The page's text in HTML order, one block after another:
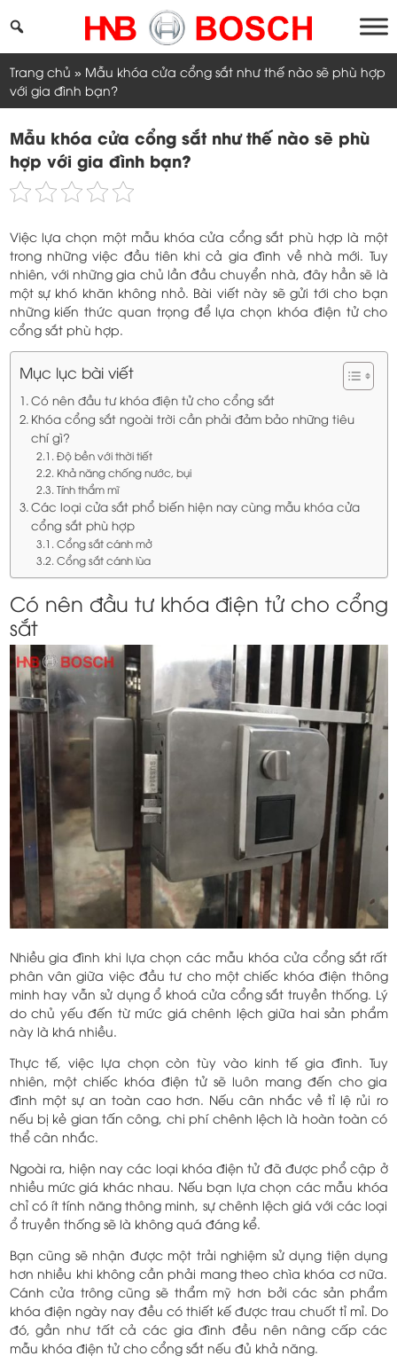
to
Trang chủ » Mẫu khóa cửa cổng sắt như thế nào sẽ phù hợp
với gia đình bạn?
Mẫu khóa cửa cổng sắt như thế nào sẽ phù
hợp với gia đình bạn?
Việc lựa chọn một mẫu khóa cửa cổng sắt phù hợp là một
trong những việc đầu tiên khi cả gia đình về nhà mới. Tuy
nhiên, với những gia chủ lần đầu chuyển nhà, đây hẳn sẽ là
một sự khó khăn không nhỏ. Bài viết này sẽ gửi tới cho bạn
những kiến thức quan trọng để lựa chọn khóa điện tử cho
cổng sắt phù hợp.
Mục lục bài viết
Có nên đầu tư khóa điện tử cho cổng sắt
Khóa cổng sắt ngoài trời cần phải đảm bảo những tiêu
chí gì?
Độ bền với thời tiết
Khả năng chống nước, bụi
Tính thẩm mĩ
Các loại cửa sắt phổ biến hiện nay cùng mẫu khóa cửa
cổng sắt phù hợp
Cổng sắt cánh mở
Cổng sắt cánh lùa
Có nên đầu tư khóa điện tử cho cổng
sắt
Nhiều gia đình khi lựa chọn các mẫu khóa cửa cổng sắt rất
phân vân giữa việc đầu tư cho một chiếc khóa điện thông
minh hay vẫn sử dụng ổ khoá cửa cổng sắt truyền thống. Lý
do chủ yếu đến từ mức giá chênh lệch giữa hai sản phẩm
này là khá nhiều.
Thực tế, việc lựa chọn còn tùy vào kinh tế gia đình. Tuy
nhiên, một chiếc khóa điện tử sẽ luôn mang đến cho gia
đình một sự an toàn cao hơn. Nếu cân nhắc về tỉ lệ rủi ro
nếu bị kẻ gian tấn công, chi phí chênh lệch là hoàn toàn có
thể cân nhắc.
Ngoài ra, hiện nay các loại khóa điện tử đã được phổ cập ở
nhiều mức giá khác nhau. Nếu bạn lựa chọn các mẫu khóa
chỉ có ít tính năng thông minh, sự chênh lệch giá với các loại
ổ truyền thống sẽ là không quá đáng kể.
Bạn cũng sẽ nhận được một trải nghiệm sử dụng tiện dụng
hơn nhiều khi không cần phải mang theo chìa khóa cơ nữa.
Cánh cửa trông cũng sẽ thẩm mỹ hơn bởi các sản phẩm
khóa điện ngày nay đều có thiết kế được trau chuốt tỉ mỉ. Do
đó, gần như tất cả các gia đình đều nên nâng cấp các
mẫu khóa điện tử cho cổng sắt nếu đủ khả năng.